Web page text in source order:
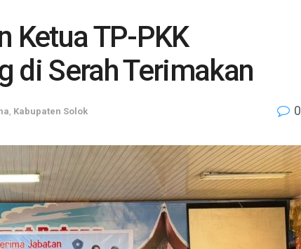
Ketua TP-PKK
di Serah Terimakan
Kabupaten Solok 0